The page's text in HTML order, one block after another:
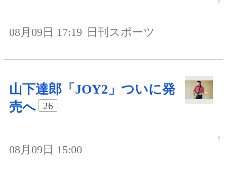
08月09日 17:19 日刊スポーツ
山下達郎「JOY2」ついに発
売へ
26
08月09日 15:00